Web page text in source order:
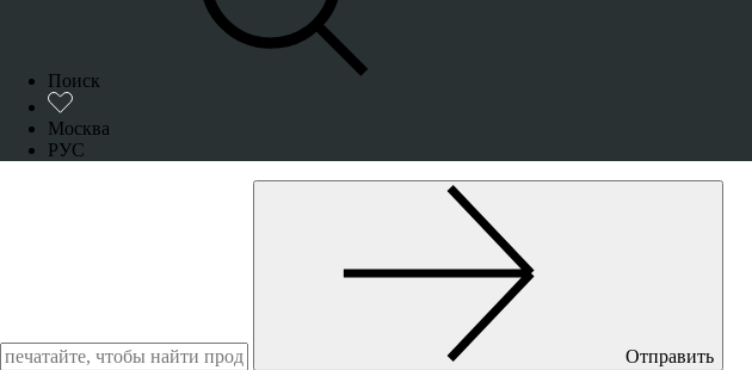
Поиск
Москва
РУС
Отправить